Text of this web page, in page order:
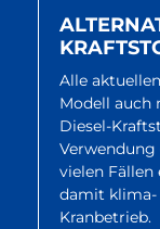
Alle
Modell auch
Diesel-
vielen Fällen
damit klima-
Kranbetrieb.